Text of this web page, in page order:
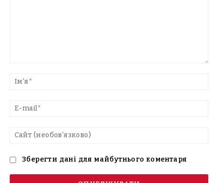
текст
Зберегти дані для майбутнього коментаря